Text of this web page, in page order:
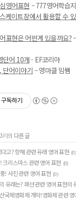
영어표현 – 777영어학습지
케이트장에서 활용할 수
표현은 어떤게 있을까요?
단어 10개- EF코리아
단어이야기 – 영마클 임쌤
구독하기
리의 다른 글
고? 항해 관련 유래 영어 표현 (0)
리스마스 관련 영어 표현 (0)
! 사진 관련 영어 표현 (0)
유래는? 패션 관련 영어 표현의
국제영화제 개막!영화제 관련 영